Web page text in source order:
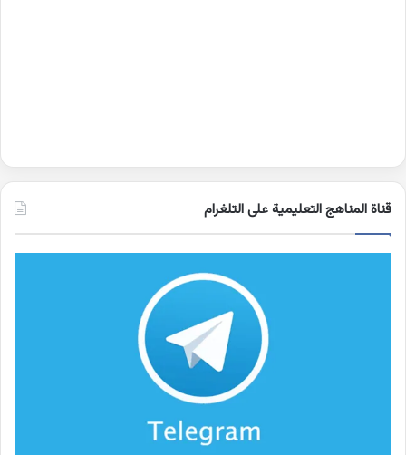
قناة المناهج التعليمية على التلغرام